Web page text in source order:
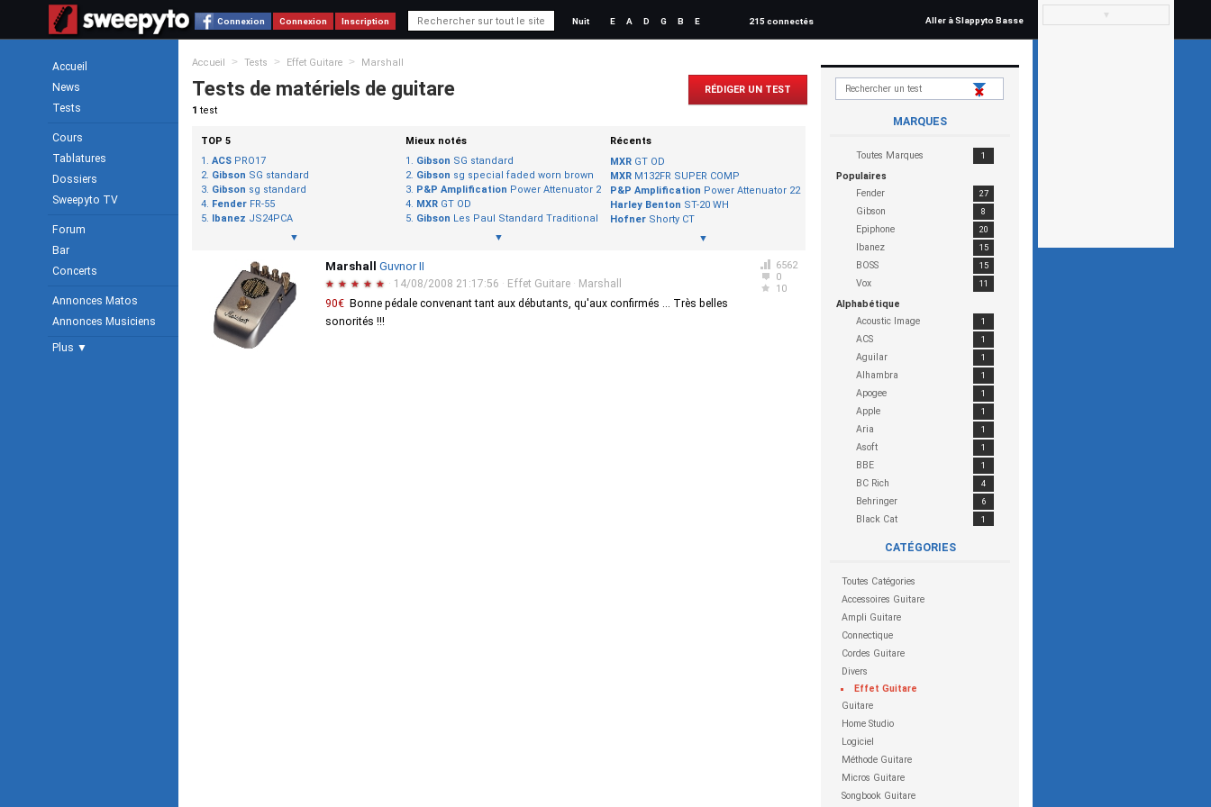
Connexion Connexion Inscription Nuit E A D G B E 215 connectés Aller à Slappyto Basse
Accueil
News
Tests
Cours
Tablatures
Dossiers
Sweepyto TV
Forum
Bar
Concerts
Annonces Matos
Annonces Musiciens
Plus ▼
Accueil > Tests > Effet Guitare > Marshall
Tests de matériels de guitare
1 test
RÉDIGER UN TEST
MARQUES
1
Toutes Marques
Populaires
27
Fender
8
Gibson
20
Epiphone
15
Ibanez
15
BOSS
11
Vox
Alphabétique
1
Acoustic Image
1
ACS
1
Aguilar
1
Alhambra
1
Apogee
1
Apple
1
Aria
1
Asoft
1
BBE
4
BC Rich
6
Behringer
1
Black Cat
Blackstar
Dean Guitars
Digitech
DOD
Dunlop
EarSonics
Electro Harmonix
CATÉGORIES
Toutes Catégories
Accessoires Guitare
Ampli Guitare
Connectique
Cordes Guitare
Divers
Effet Guitare
Guitare
Home Studio
Logiciel
Méthode Guitare
Micros Guitare
Songbook Guitare
TOP 5
ACS PRO17
Gibson SG standard
Gibson sg standard
Fender FR-55
Ibanez JS24PCA
▼
Mieux notés
Gibson SG standard
Gibson sg special faded worn brown
P&P Amplification Power Attenuator 22
MXR GT OD
Gibson Les Paul Standard Traditional Pro
▼
Récents
MXR GT OD
MXR M132FR SUPER COMP
P&P Amplification Power Attenuator 22
Harley Benton ST-20 WH
Hofner Shorty CT
▼
6562
0
10
Marshall Guvnor II
★ ★ ★ ★ ★ · 14/08/2008 21:17:56 · Effet Guitare · Marshall
90€ Bonne pédale convenant tant aux débutants, qu'aux confirmés ... Très belles
sonorités !!!
▼